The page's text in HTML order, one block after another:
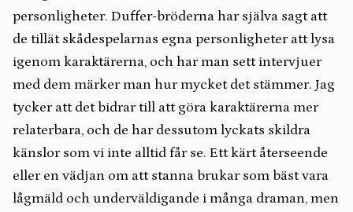
personligheter. Duffer-bröderna har själva sagt att
de tillät skådespelarnas egna personligheter att lysa
igenom karaktärerna, och har man sett intervjuer
med dem märker man hur mycket det stämmer. Jag
tycker att det bidrar till att göra karaktärerna mer
relaterbara, och de har dessutom lyckats skildra
känslor som vi inte alltid får se. Ett kärt återseende
eller en vädjan om att stanna brukar som bäst vara
lågmäld och underväldigande i många draman, men